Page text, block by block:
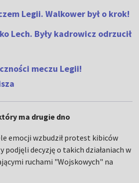
Legii. Walkower był o krok!
Lech. Były kadrowicz odrzucił
meczu Legii!
ma drugie dno
emocji wzbudził protest kibiców
podjęli decyzję o takich działaniach w
ruchami "Wojskowych" na